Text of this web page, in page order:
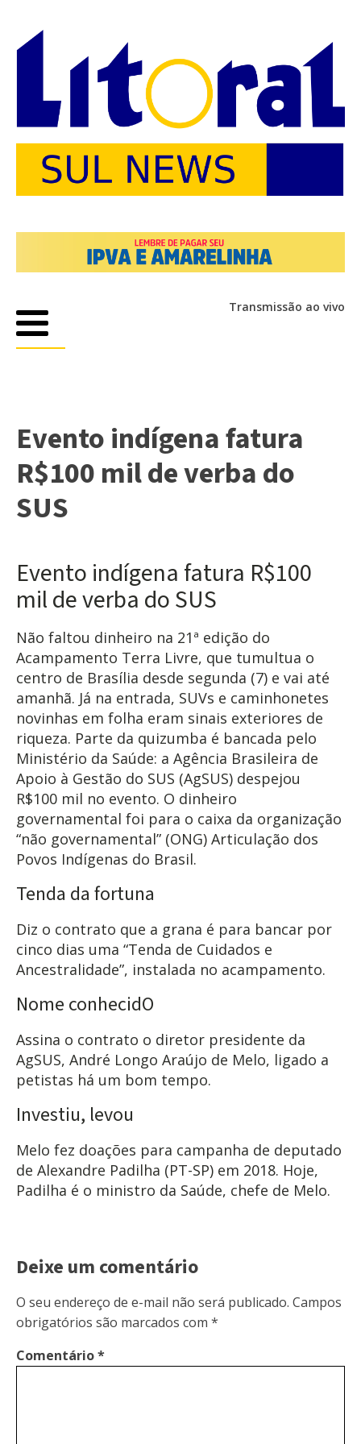
Transmissão ao vivo
Evento indígena fatura
R$100 mil de verba do
SUS
Evento indígena fatura R$100
mil de verba do SUS
Não faltou dinheiro na 21ª edição do
Acampamento Terra Livre, que tumultua o
centro de Brasília desde segunda (7) e vai até
amanhã. Já na entrada, SUVs e caminhonetes
novinhas em folha eram sinais exteriores de
riqueza. Parte da quizumba é bancada pelo
Ministério da Saúde: a Agência Brasileira de
Apoio à Gestão do SUS (AgSUS) despejou
R$100 mil no evento. O dinheiro
governamental foi para o caixa da organização
“não governamental” (ONG) Articulação dos
Povos Indígenas do Brasil.
Tenda da fortuna
Diz o contrato que a grana é para bancar por
cinco dias uma “Tenda de Cuidados e
Ancestralidade”, instalada no acampamento.
Nome conhecidO
Assina o contrato o diretor presidente da
AgSUS, André Longo Araújo de Melo, ligado a
petistas há um bom tempo.
Investiu, levou
Melo fez doações para campanha de deputado
de Alexandre Padilha (PT-SP) em 2018. Hoje,
Padilha é o ministro da Saúde, chefe de Melo.
Deixe um comentário
O seu endereço de e-mail não será publicado. Campos
obrigatórios são marcados com *
Comentário*